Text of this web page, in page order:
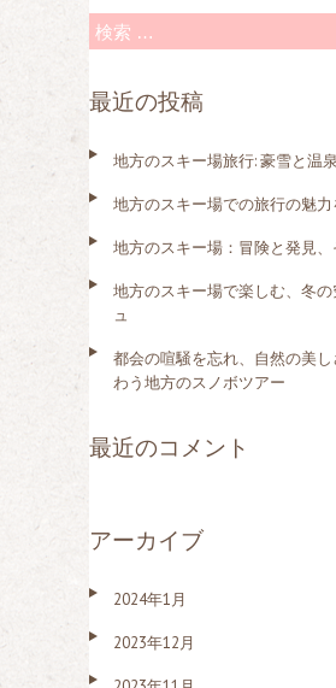
検
:最近の投稿
地方のスキー場旅行: 豪雪と温
地方のスキー場での旅行の魅力
地方のスキー場：冒険と発見
地方のスキー場で楽しむ、冬
ュ
都会の喧騒を忘れ、自然の美
わう地方のスノボツアー
最近のコメント
アーカイブ
2024年1月
2023年12月